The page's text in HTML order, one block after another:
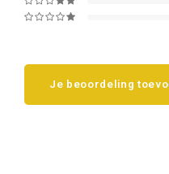
Je beoordeling